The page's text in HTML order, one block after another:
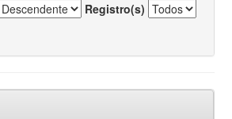
Registro(s)